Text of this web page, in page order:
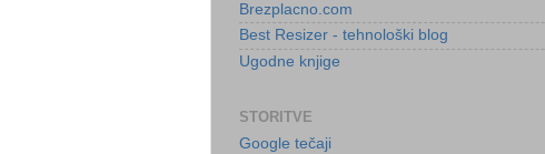
Brezplacno.com
Best Resizer - tehnološki blog
Ugodne knjige
STORITVE
Google tečaji